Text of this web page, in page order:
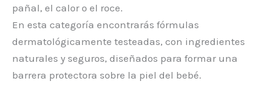
pañal, el calor o el roce.
En esta categoría encontrarás fórmulas
dermatológicamente testeadas, con ingredientes
naturales y seguros, diseñados para formar una
barrera protectora sobre la piel del bebé.